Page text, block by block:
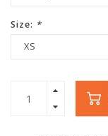
Size: *
XS